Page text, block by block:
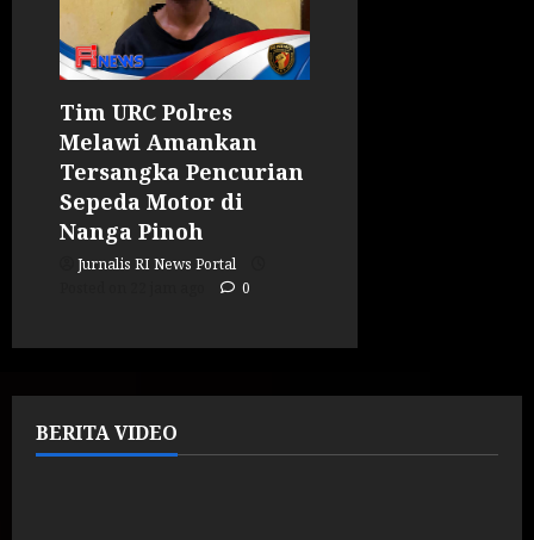
Tim URC Polres
Melawi Amankan
Tersangka Pencurian
Sepeda Motor di
Nanga Pinoh
Jurnalis RI News Portal
0
BERITA VIDEO